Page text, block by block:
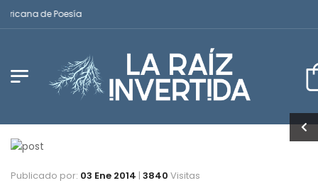
de Poesía
Publicado por: 03 Ene 2014 | 3840 Visitas